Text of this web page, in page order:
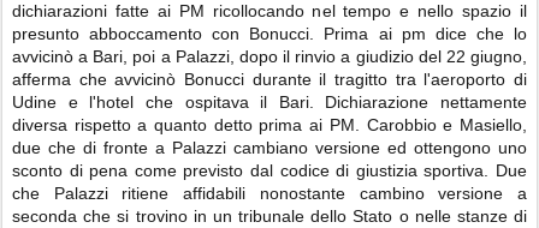
dichiarazioni fatte ai PM ricollocando nel tempo e nello spazio il
presunto abboccamento con Bonucci. Prima ai pm dice che lo
avvicinò a Bari, poi a Palazzi, dopo il rinvio a giudizio del 22 giugno,
afferma che avvicinò Bonucci durante il tragitto tra l'aeroporto di
Udine e l'hotel che ospitava il Bari. Dichiarazione nettamente
diversa rispetto a quanto detto prima ai PM. Carobbio e Masiello,
due che di fronte a Palazzi cambiano versione ed ottengono uno
sconto di pena come previsto dal codice di giustizia sportiva. Due
che Palazzi ritiene affidabili nonostante cambino versione a
seconda che si trovino in un tribunale dello Stato o nelle stanze di